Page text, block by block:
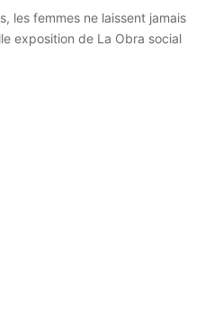
les femmes ne laissent jamais
exposition de La Obra social